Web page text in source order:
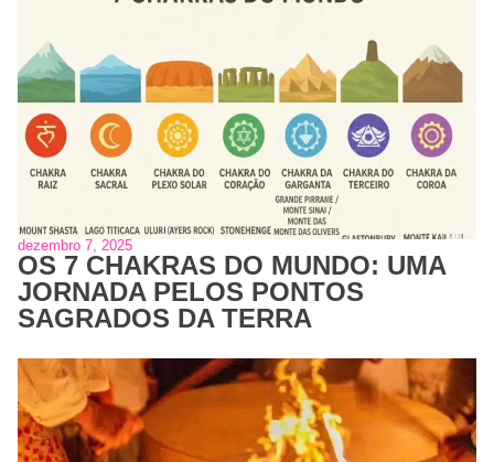
dezembro 7, 2025
OS 7 CHAKRAS DO MUNDO: UMA
JORNADA PELOS PONTOS
SAGRADOS DA TERRA